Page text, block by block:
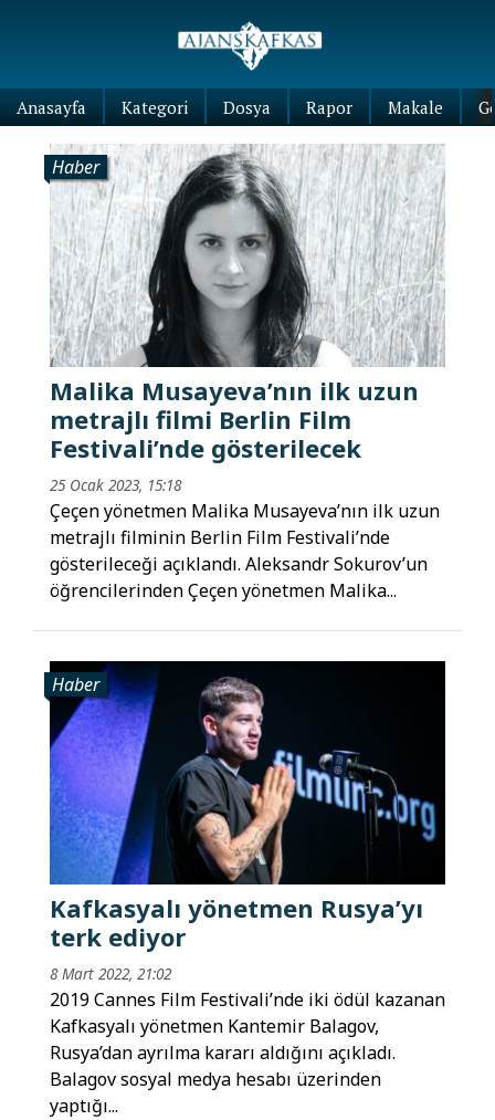
Anasayfa Kategori Dosya Rapor Makale
Haber
Malika Musayeva’nın ilk uzun
metrajlı filmi Berlin Film
Festivali’nde gösterilecek
25 Ocak 2023, 15:18
Çeçen yönetmen Malika Musayeva’nın ilk uzun
metrajlı filminin Berlin Film Festivali’nde
gösterileceği açıklandı. Aleksandr Sokurov’un
öğrencilerinden Çeçen yönetmen Malika...
Haber
Kafkasyalı yönetmen Rusya’yı
terk ediyor
8 Mart 2022, 21:02
2019 Cannes Film Festivali’nde iki ödül kazanan
Kafkasyalı yönetmen Kantemir Balagov,
Rusya’dan ayrılma kararı aldığını açıkladı.
Balagov sosyal medya hesabı üzerinden
yaptığı...